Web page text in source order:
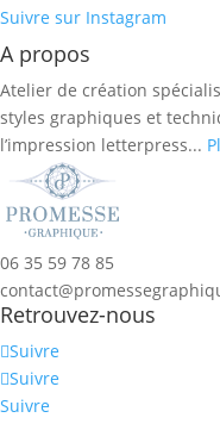
Suivre sur Instagram
A propos
Atelier de création
styles graphiques et
l’impression letterpress...
06 35 59 78 85
Retrouvez-nous
Suivre
Suivre
Suivre